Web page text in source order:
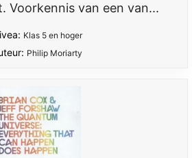
Voorkennis van een van...
Klas 5 en hoger
Philip Moriarty